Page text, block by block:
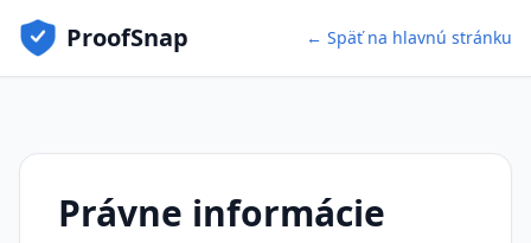
ProofSnap ← Späť na hlavnú stránku
Právne informácie